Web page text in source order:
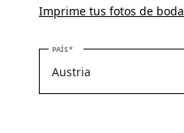
Imprime tus fotos de boda
PAÍSSELECCIONE SU PAÍS